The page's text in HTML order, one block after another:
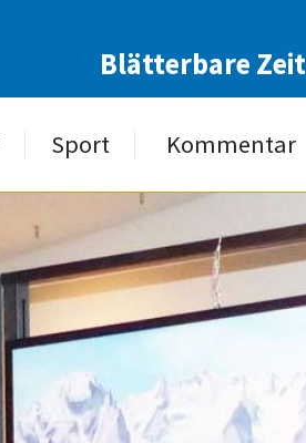
Blätterbare
Sport Kommentar